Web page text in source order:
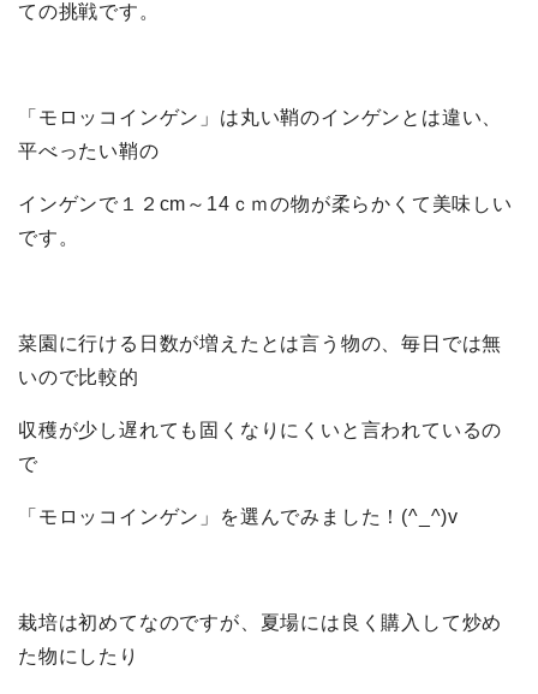
ての挑戦です。
「モロッコインゲン」は丸い鞘のインゲンとは違い、
平べったい鞘の
インゲンで１２cm～14ｃｍの物が柔らかくて美味しい
です。
菜園に行ける日数が増えたとは言う物の、毎日では無
いので比較的
収穫が少し遅れても固くなりにくいと言われているの
で
「モロッコインゲン」を選んでみました！(^_^)v
栽培は初めてなのですが、夏場には良く購入して炒め
た物にしたり